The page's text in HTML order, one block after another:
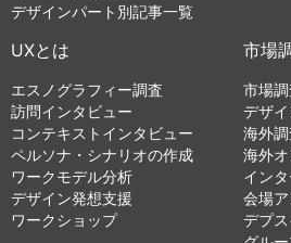
デザインパート別記事一覧
UXとは
エスノグラフィー調査
訪問インタビュー
コンテキストインタビュー
ペルソナ・シナリオの作成
ワークモデル分析
デザイン発想支援
ワークショップ
市場
市場調
デザ
海外調
海外
イン
会場ア
デプ